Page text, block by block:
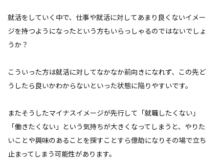
就活をしていく中で、仕事や就活に対してあまり良くないイメー
ジを持つようになったという方もいらっしゃるのではないでしょ
うか？
こういった方は就活に対してなかなか前向きになれず、この先ど
うしたら良いかわからないといった状態に陥りやすいです。
またそうしたマイナスイメージが先行して「就職したくない」
「働きたくない」という気持ちが大きくなってしまうと、やりた
いことや興味のあることを探すことすら億劫になりその場で立ち
止まってしまう可能性があります。